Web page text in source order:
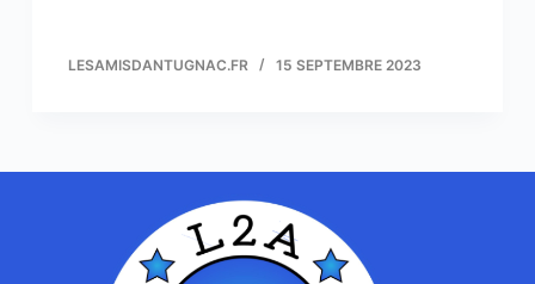
LESAMISDANTUGNAC.FR 15 SEPTEMBRE 2023